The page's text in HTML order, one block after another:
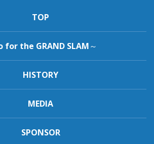
TOP
for the GRAND SLAM～
HISTORY
MEDIA
SPONSOR